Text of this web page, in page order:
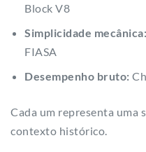
Block V8
Simplicidade mecânica:
FIASA
Desempenho bruto:
Cada um representa uma
contexto histórico.